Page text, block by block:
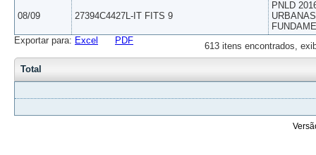
08/09 27394C4427L-IT FITS 9
PNLD
613 itens encontrados,
Exportar para: Excel PDF
Total